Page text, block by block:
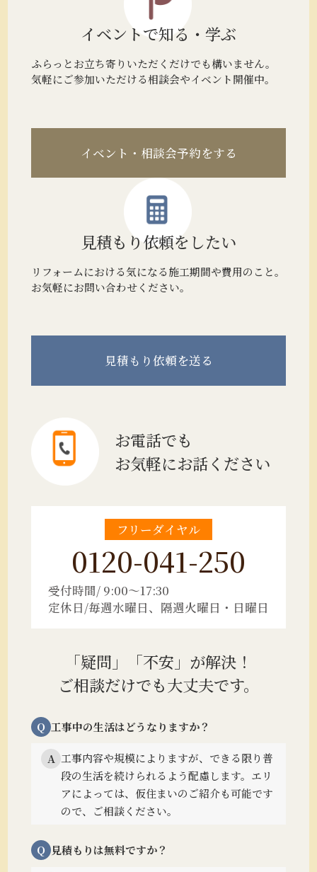
イベントで知る・学ぶ
ふらっとお立ち寄りいただくだけでも構いません。
気軽にご参加いただける相談会やイベント開催中。
イベント・相談会予約をする
見積もり依頼をしたい
リフォームにおける気になる施工期間や費用のこと。
お気軽にお問い合わせください。
見積もり依頼を送る
お電話でも
お気軽にお話ください
フリーダイヤル
0120-041-250
受付時間/ 9:00～17:30
定休日/毎週水曜日、隔週火曜日・日曜日
「疑問」「不安」が解決！
ご相談だけでも大丈夫です。
Q 工事中の生活はどうなりますか？
A 工事内容や規模によりますが、できる限り普
段の生活を続けられるよう配慮します。 エリ
アによっては、仮住まいのご紹介も可能です
ので、ご相談ください。
Q 見積もりは無料ですか？